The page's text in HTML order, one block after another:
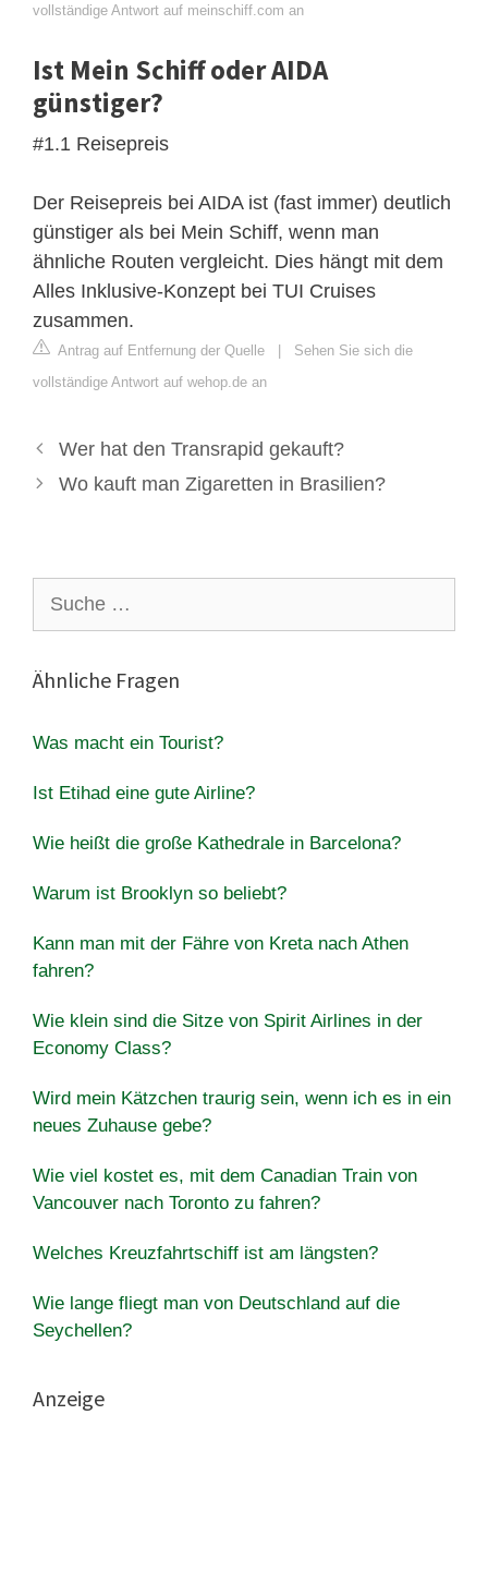
vollständige Antwort auf meinschiff.com an
Ist Mein Schiff oder AIDA
günstiger?
#1.1 Reisepreis
Der Reisepreis bei AIDA ist (fast immer) deutlich
günstiger als bei Mein Schiff, wenn man
ähnliche Routen vergleicht. Dies hängt mit dem
Alles Inklusive-Konzept bei TUI Cruises
zusammen.
Antrag auf Entfernung der Quelle | Sehen Sie sich die
vollständige Antwort auf wehop.de an
Wer hat den Transrapid gekauft?
Wo kauft man Zigaretten in Brasilien?
nach:
Ähnliche Fragen
Was macht ein Tourist?
Ist Etihad eine gute Airline?
Wie heißt die große Kathedrale in Barcelona?
Warum ist Brooklyn so beliebt?
Kann man mit der Fähre von Kreta nach Athen
fahren?
Wie klein sind die Sitze von Spirit Airlines in der
Economy Class?
Wird mein Kätzchen traurig sein, wenn ich es in ein
neues Zuhause gebe?
Wie viel kostet es, mit dem Canadian Train von
Vancouver nach Toronto zu fahren?
Welches Kreuzfahrtschiff ist am längsten?
Wie lange fliegt man von Deutschland auf die
Seychellen?
Anzeige